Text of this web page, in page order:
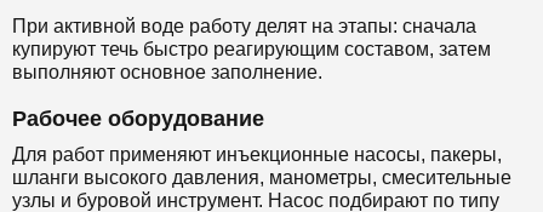
При активной воде работу делят на этапы: сначала
купируют течь быстро реагирующим составом, затем
выполняют основное заполнение.
Рабочее оборудование
Для работ применяют инъекционные насосы, пакеры,
шланги высокого давления, манометры, смесительные
узлы и буровой инструмент. Насос подбирают по типу